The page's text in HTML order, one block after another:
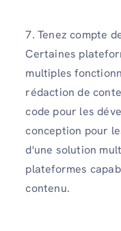
7. Tenez compte
Certaines
multiples
rédaction de
code pour les
conception pour
d'une solution
plateformes
contenu.